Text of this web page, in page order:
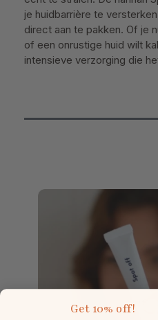
je huidbarrière te
direct aan te pakken. Of je
of een onrustige huid wilt
intensieve verzorging die
Get 10% off!